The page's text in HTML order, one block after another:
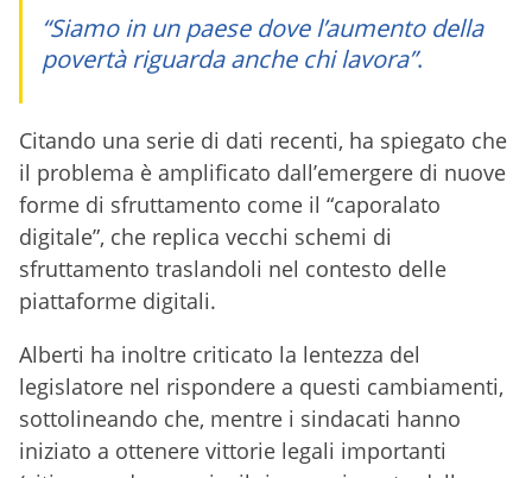
“Siamo in un paese dove l’aumento della
povertà riguarda anche chi lavora”.
Citando una serie di dati recenti, ha spiegato che
il problema è amplificato dall’emergere di nuove
forme di sfruttamento come il “caporalato
digitale”, che replica vecchi schemi di
sfruttamento traslandoli nel contesto delle
piattaforme digitali.
Alberti ha inoltre criticato la lentezza del
legislatore nel rispondere a questi cambiamenti,
sottolineando che, mentre i sindacati hanno
iniziato a ottenere vittorie legali importanti